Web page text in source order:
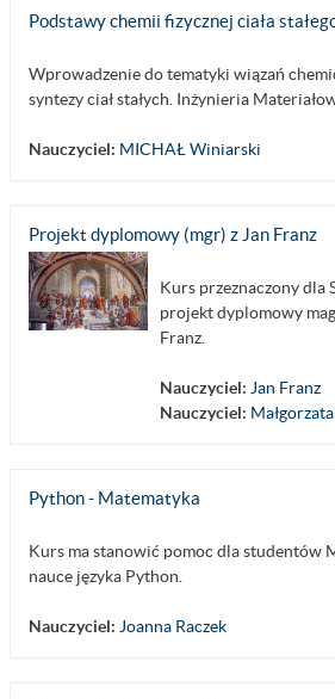
Podstawy chemii fizycznej ciała
Wprowadzenie do tematyki wiązań
syntezy ciał stałych. Inżynieria
Nauczyciel: MICHAŁ Winiarski
Projekt dyplomowy (mgr) z Jan Franz
Kurs przeznaczony dla
projekt dyplomowy
Franz.
Nauczyciel: Jan Franz
Nauczyciel:
Python - Matematyka
Kurs ma stanowić pomoc dla studentów
nauce języka Python.
Nauczyciel: Joanna Raczek